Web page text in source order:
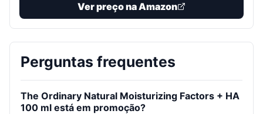
Ver preço na Amazon
Perguntas frequentes
The Ordinary Natural Moisturizing Factors + HA
100 ml está em promoção?